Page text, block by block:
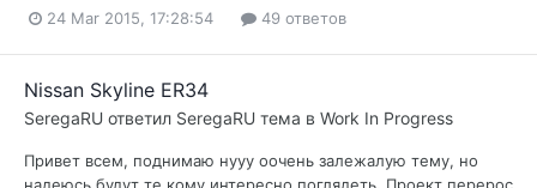
24 Mar 2015, 17:28:54 49 ответов
Nissan Skyline ER34
SeregaRU ответил SeregaRU тема в Work In Progress
Привет всем, поднимаю нууу оочень залежалую тему, но